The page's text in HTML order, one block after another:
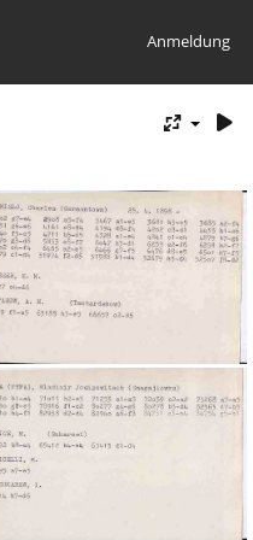
Anmeldung
20230206182024-36e08fbe